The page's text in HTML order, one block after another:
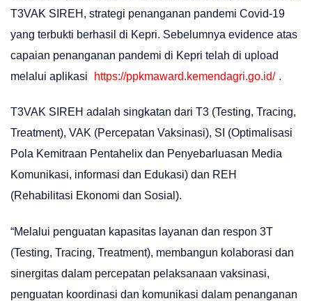
T3VAK SIREH, strategi penanganan pandemi Covid-19
yang terbukti berhasil di Kepri. Sebelumnya evidence atas
capaian penanganan pandemi di Kepri telah di upload
melalui aplikasi
https://ppkmaward.kemendagri.go.id/ .
T3VAK SIREH adalah singkatan dari T3 (Testing, Tracing,
Treatment), VAK (Percepatan Vaksinasi), SI (Optimalisasi
Pola Kemitraan Pentahelix dan Penyebarluasan Media
Komunikasi, informasi dan Edukasi) dan REH
(Rehabilitasi Ekonomi dan Sosial).
“Melalui penguatan kapasitas layanan dan respon 3T
(Testing, Tracing, Treatment), membangun kolaborasi dan
sinergitas dalam percepatan pelaksanaan vaksinasi,
penguatan koordinasi dan komunikasi dalam penanganan